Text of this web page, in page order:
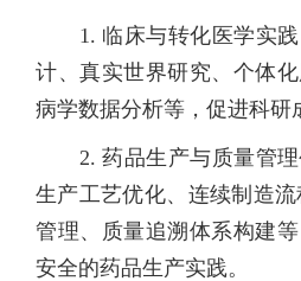
1. 临床与转化医学实
计、真实世界研究、个体
病学数据分析等，促进科研
2. 药品生产与质量管
生产工艺优化、连续制造
管理、质量追溯体系构建等
安全的药品生产实践。